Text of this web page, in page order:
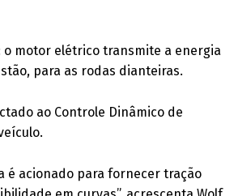
motor elétrico transmite a energia
para as rodas dianteiras.
ao Controle Dinâmico de
é acionado para fornecer tração